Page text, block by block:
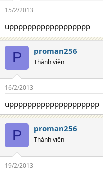
15/2/2013
upppppppppppppppppp
P proman256
Thành viên
16/2/2013
upppppppppppppppppppp
P proman256
Thành viên
19/2/2013